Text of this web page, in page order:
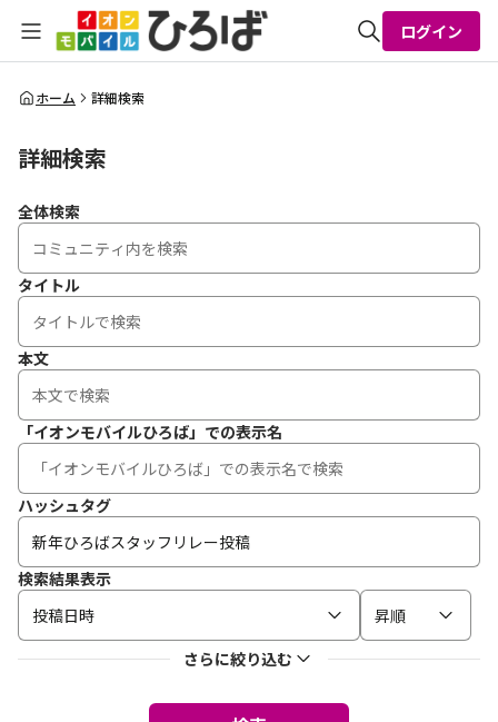
全体検索
ログイン
ホーム 詳細検索
詳細検索
全体検索
タイトル
本文
「イオンモバイルひろば」での表示名
ハッシュタグ
検索結果表示
投稿日時
昇順
さらに絞り込む